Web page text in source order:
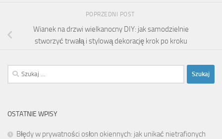
POPRZEDNI POST
Wianek na drzwi wielkanocny DIY: jak samodzielnie
stworzyć trwałą i stylową dekorację krok po kroku
Szukaj:
OSTATNIE WPISY
Błędy w prywatności osłon okiennych: jak unikać nietrafionych